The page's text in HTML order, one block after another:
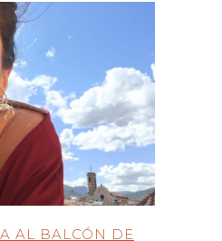
AL BALCÓN DE